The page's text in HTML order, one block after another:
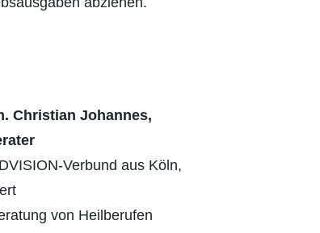
Christian Johannes,
Verbund aus Köln,
von Heilberufen